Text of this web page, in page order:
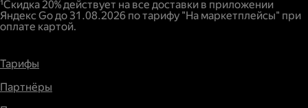
¹Скидка 20% действует на все доставки в приложении
Яндекс Go до 31.08.2026 по тарифу "На маркетплейсы" при
оплате картой.
Тарифы
Партнёры